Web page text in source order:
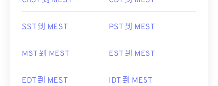
SST 到 MEST PST 到 MEST
MST 到 MEST EST 到 MEST
EDT 到 MEST IDT 到 MEST